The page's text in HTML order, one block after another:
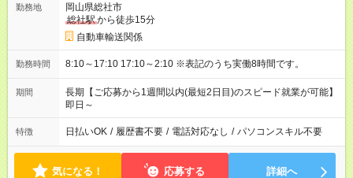
勤務地
岡山県総社市
総社駅から徒歩15分
自動車輸送関係
勤務時間 8:10～17:10 17:10～2:10 ※表記のうち実働8時間です。
期間
長期【ご応募から1週間以内(最短2日目)のスピード就業が可能】
即日～
特徴 日払いOK / 履歴書不要 / 電話対応なし / パソコンスキル不要
気になる！ 応募する 詳細へ